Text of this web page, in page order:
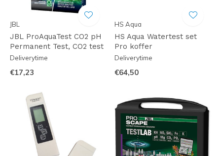
JBL
JBL ProAquaTest CO2 pH
Permanent Test, CO2 test
Deliverytime
€17,23
HS Aqua
HS Aqua Watertest set
Pro koffer
Deliverytime
€64,50